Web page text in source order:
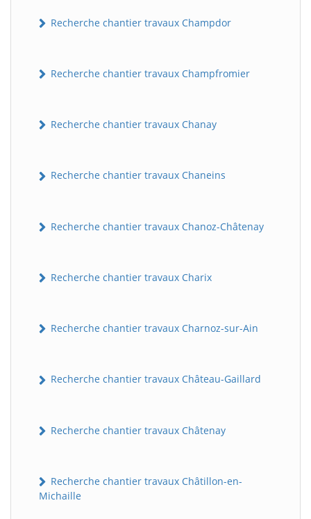
Recherche chantier travaux Champdor
Recherche chantier travaux Champfromier
Recherche chantier travaux Chanay
Recherche chantier travaux Chaneins
Recherche chantier travaux Chanoz-Châtenay
Recherche chantier travaux Charix
Recherche chantier travaux Charnoz-sur-Ain
Recherche chantier travaux Château-Gaillard
Recherche chantier travaux Châtenay
Recherche chantier travaux Châtillon-en-
Michaille